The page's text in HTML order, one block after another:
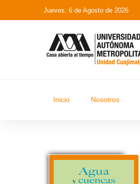
Jueves, 6 de Agosto de 2026
Inicio Nosotros